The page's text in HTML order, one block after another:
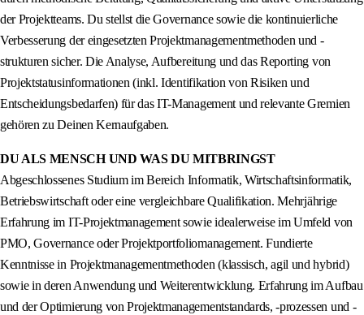
der Projektteams. Du stellst die Governance sowie die kontinuierliche
Verbesserung der eingesetzten Projektmanagementmethoden und -
strukturen sicher. Die Analyse, Aufbereitung und das Reporting von
Projektstatusinformationen (inkl. Identifikation von Risiken und
Entscheidungsbedarfen) für das IT-Management und relevante Gremien
gehören zu Deinen Kernaufgaben.
DU ALS MENSCH UND WAS DU MITBRINGST
Abgeschlossenes Studium im Bereich Informatik, Wirtschaftsinformatik,
Betriebswirtschaft oder eine vergleichbare Qualifikation. Mehrjährige
Erfahrung im IT-Projektmanagement sowie idealerweise im Umfeld von
PMO, Governance oder Projektportfoliomanagement. Fundierte
Kenntnisse in Projektmanagementmethoden (klassisch, agil und hybrid)
sowie in deren Anwendung und Weiterentwicklung. Erfahrung im Aufbau
und der Optimierung von Projektmanagementstandards, -prozessen und -